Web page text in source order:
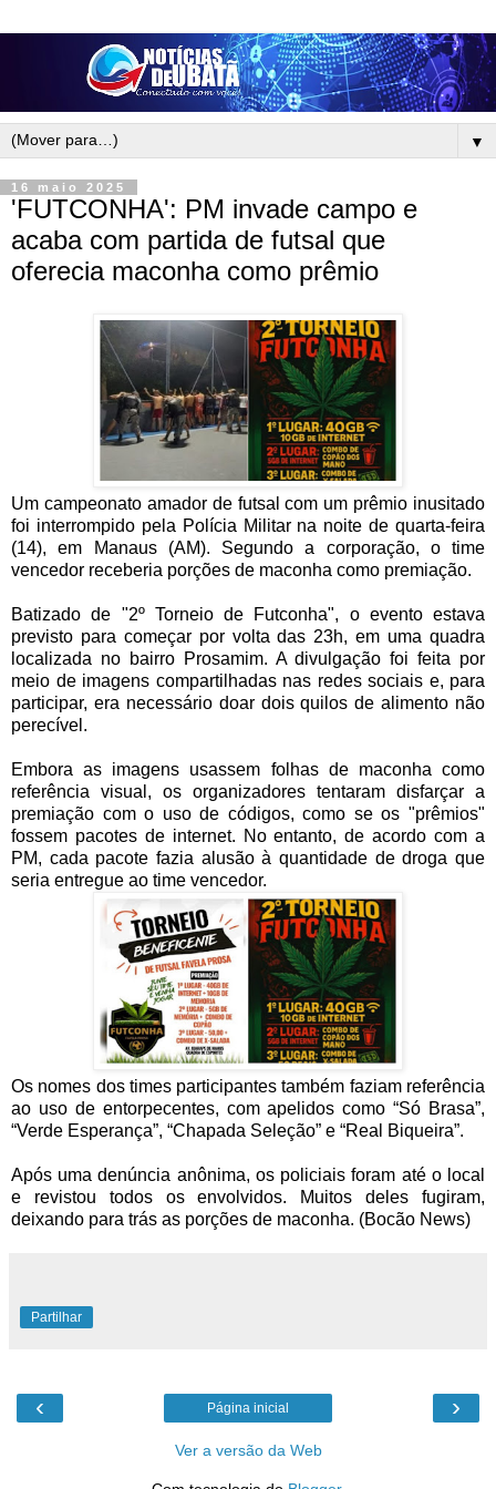
▼
16 maio 2025
'FUTCONHA': PM invade campo e
acaba com partida de futsal que
oferecia maconha como prêmio
Um campeonato amador de futsal com um prêmio inusitado
foi interrompido pela Polícia Militar na noite de quarta-feira
(14), em Manaus (AM). Segundo a corporação, o time
vencedor receberia porções de maconha como premiação.
Batizado de "2º Torneio de Futconha", o evento estava
previsto para começar por volta das 23h, em uma quadra
localizada no bairro Prosamim. A divulgação foi feita por
meio de imagens compartilhadas nas redes sociais e, para
participar, era necessário doar dois quilos de alimento não
perecível.
Embora as imagens usassem folhas de maconha como
referência visual, os organizadores tentaram disfarçar a
premiação com o uso de códigos, como se os "prêmios"
fossem pacotes de internet. No entanto, de acordo com a
PM, cada pacote fazia alusão à quantidade de droga que
seria entregue ao time vencedor.
Os nomes dos times participantes também faziam referência
ao uso de entorpecentes, com apelidos como “Só Brasa”,
“Verde Esperança”, “Chapada Seleção” e “Real Biqueira”.
Após uma denúncia anônima, os policiais foram até o local
e revistou todos os envolvidos. Muitos deles fugiram,
deixando para trás as porções de maconha. (Bocão News)
Partilhar
‹ ›
Página inicial
Ver a versão da Web